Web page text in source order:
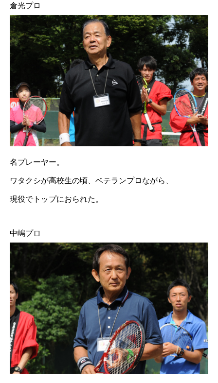
倉光プロ
名プレーヤー。
ワタクシが高校生の頃、ベテランプロながら、
現役でトップにおられた。
中嶋プロ